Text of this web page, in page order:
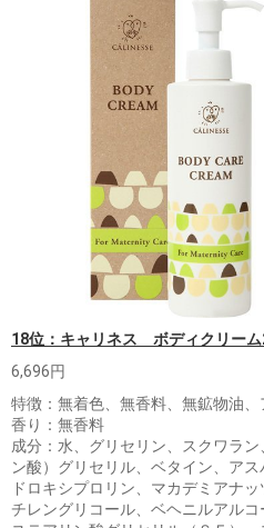
18位：キャリネス ボディクリーム
6,696円
特徴：無着色、無香料、無鉱物油
香り：無香料
成分：水、グリセリン、スクワラ
ン酸）グリセリル、ベタイン、ア
ドロキシプロリン、マカデミアナ
チレングリコール、ベヘニルアルコ